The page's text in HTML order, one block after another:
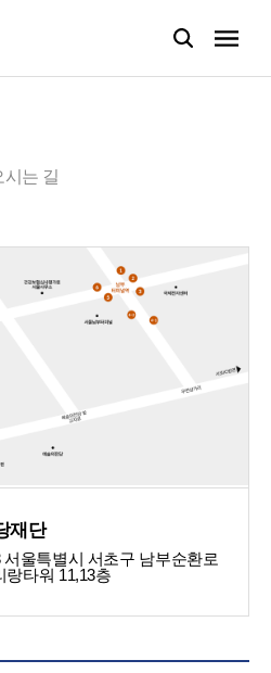
시는 길
재단
서울특별시 서초구 남부순환로
랑타워 11,13층